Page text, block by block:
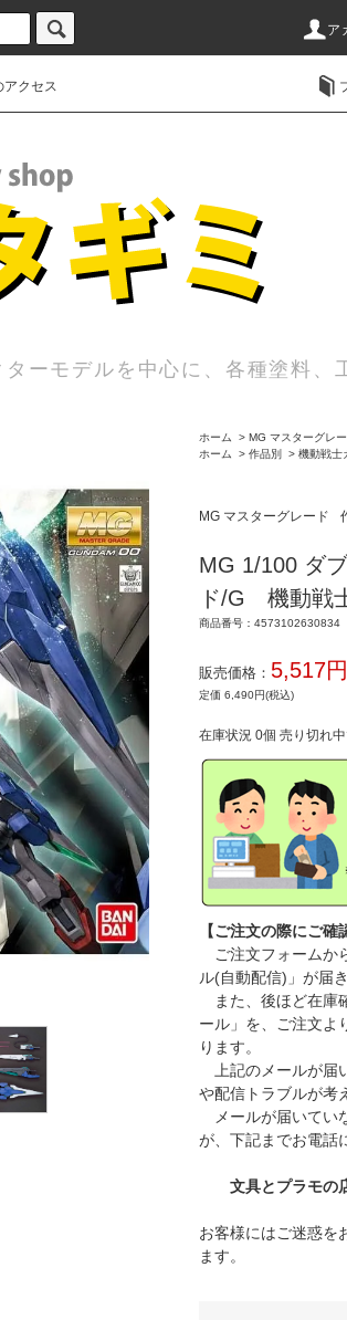
ア
アクセス
ーモデルを中心に、各種塗料、
ホーム > MG マスターグレ
ホーム
> 作品別 > 機動戦士
MG マスターグレード
MG 1/100 ダ
ド/G 機動戦
商品番号：4573102630834
販売価格： 5,517
定価 6,490円(税込)
在庫状況 0個 売り切れ
【ご注文の際にご確
ご注文フォームか
ル(自動配信)」が届き
また、後ほど在庫
ール」を、ご注文よ
ります。
上記のメールが届
や配信トラブルが考
メールが届いてい
が、下記までお電話
文具とプラモ
お客様にはご迷惑を
ます。